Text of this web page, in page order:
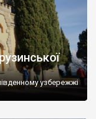
узбережжі